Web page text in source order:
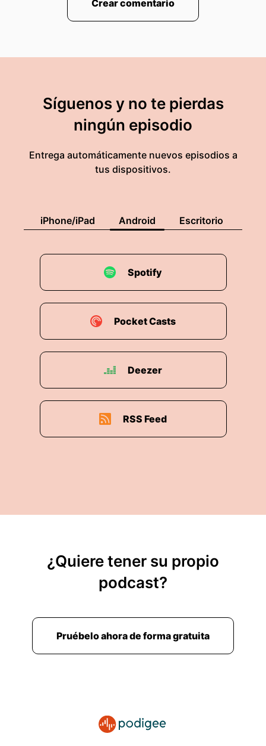
Crear comentario
Síguenos y no te pierdas
ningún episodio
Entrega automáticamente nuevos episodios a
tus dispositivos.
iPhone/iPad Android Escritorio
Spotify
Pocket Casts
Deezer
RSS Feed
¿Quiere tener su propio
podcast?
Pruébelo ahora de forma gratuita